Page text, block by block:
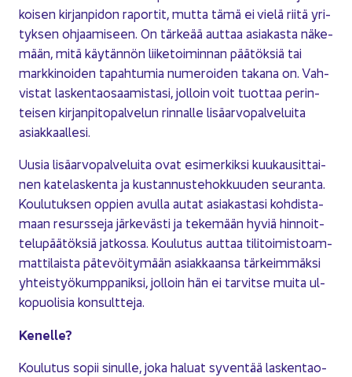
koi­sen kir­jan­pi­don ra­por­tit, mutta tämä ei vielä riitä yri­
tyk­sen oh­jaa­mi­seen. On tär­ke­ää aut­taa asia­kas­ta nä­ke­
mään, mitä käy­tän­nön lii­ke­toi­min­nan pää­tök­siä tai
mark­ki­noi­den ta­pah­tu­mia nu­me­roi­den ta­ka­na on. Vah­
vis­tat las­ken­tao­saa­mis­ta­si, jol­loin voit tuot­taa pe­rin­
tei­sen kir­jan­pi­to­pal­ve­lun rin­nal­le li­sä­ar­vo­pal­ve­lui­ta
asiak­kaal­le­si.
Uusia li­sä­ar­vo­pal­ve­lui­ta ovat esi­mer­kik­si kuu­kausit­tai­
nen ka­te­las­ken­ta ja kus­tan­nus­te­hok­kuu­den seu­ran­ta.
Kou­lu­tuk­sen op­pien avul­la autat asia­kas­ta­si koh­dis­ta­
maan re­surs­se­ja jär­ke­väs­ti ja te­ke­mään hyviä hin­noit­
te­lu­pää­tök­siä jat­kos­sa. Kou­lu­tus aut­taa ti­li­toi­mis­toam­
mat­ti­lais­ta pä­te­vöi­ty­mään asiak­kaan­sa tär­keim­mäk­si
yh­teis­työ­kump­pa­nik­si, jol­loin hän ei tar­vit­se muita ul­
ko­puo­li­sia kon­sult­te­ja.
Ke­nel­le?
Kou­lu­tus sopii si­nul­le, joka ha­luat sy­ven­tää las­ken­tao­